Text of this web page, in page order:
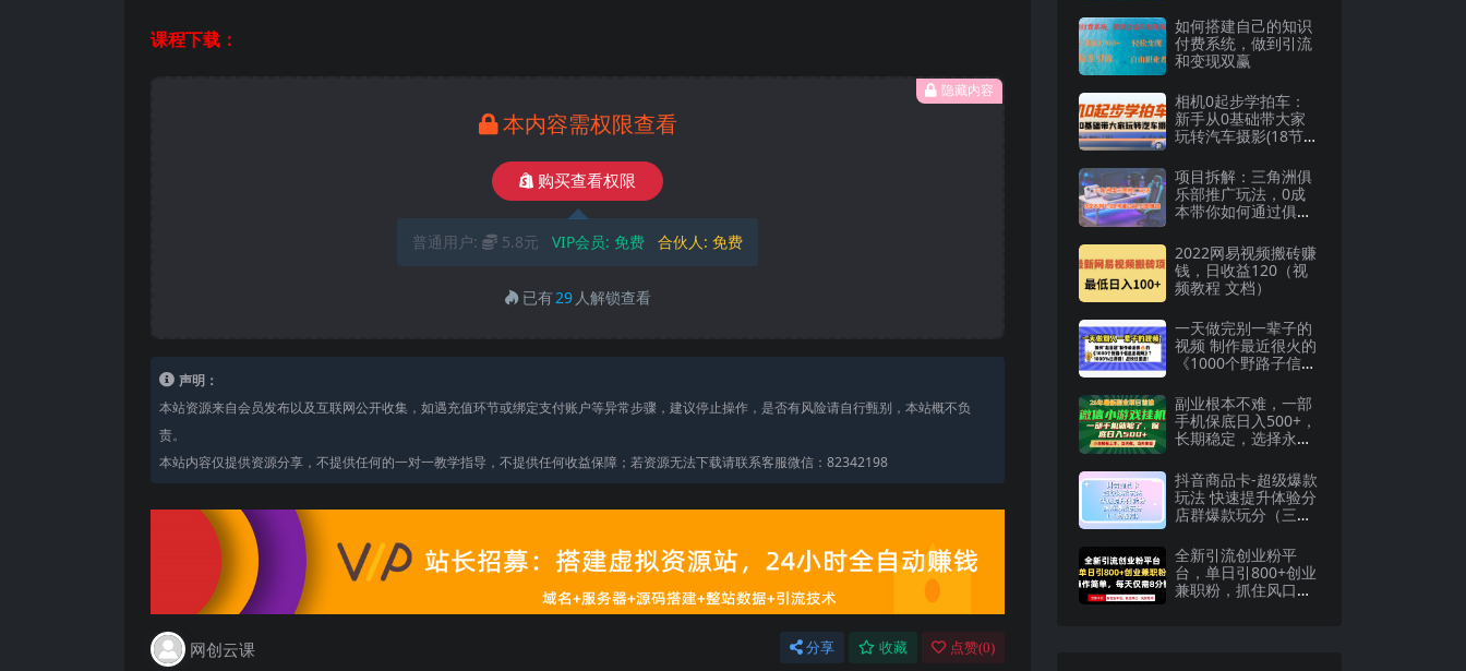
课程下载：
隐藏内容
本内容需权限查看
购买查看权限
普通用户: 5.8元 VIP会员: 免费 合伙人: 免费
已有29 人解锁查看
声明：
本站资源来自会员发布以及互联网公开收集，如遇充值环节或绑定支付账户等异常步骤，建议停止操作，是否有风险请自行甄别，本站概不负
责。
本站内容仅提供资源分享，不提供任何的一对一教学指导，不提供任何收益保障；若资源无法下载请联系客服微信：82342198
网创云课 分享 收藏 点赞(0)
如何搭建自己的知识
付费系统，做到引流
和变现双赢
相机0起步学拍车：
新手从0基础带大家
玩转汽车摄影(18节
项目拆解：三角洲俱
乐部推广玩法，0成
本带你如何通过俱乐
2022网易视频搬砖赚
钱，日收益120（视
频教程 文档）
一天做完别一辈子的
视频 制作最近很火的
《1000个野路子信息
副业根本不难，一部
手机保底日入500+，
长期稳定，选择永远
秘】
抖音商品卡-超级爆款
玩法 快速提升体验分
店群爆款玩分（三套
全新引流创业粉平
台，单日引800+创业
兼职粉，抓住风口先